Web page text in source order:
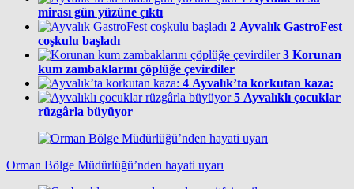
mirası gün yüzüne çıktı
2 Ayvalık GastroFest
coşkulu başladı
3 Korunan
kum zambaklarını çöplüğe çevirdiler
4 Ayvalık’ta korkutan kaza:
5 Ayvalıklı çocuklar
rüzgârla büyüyor
Orman Bölge Müdürlüğü’nden hayati uyarı